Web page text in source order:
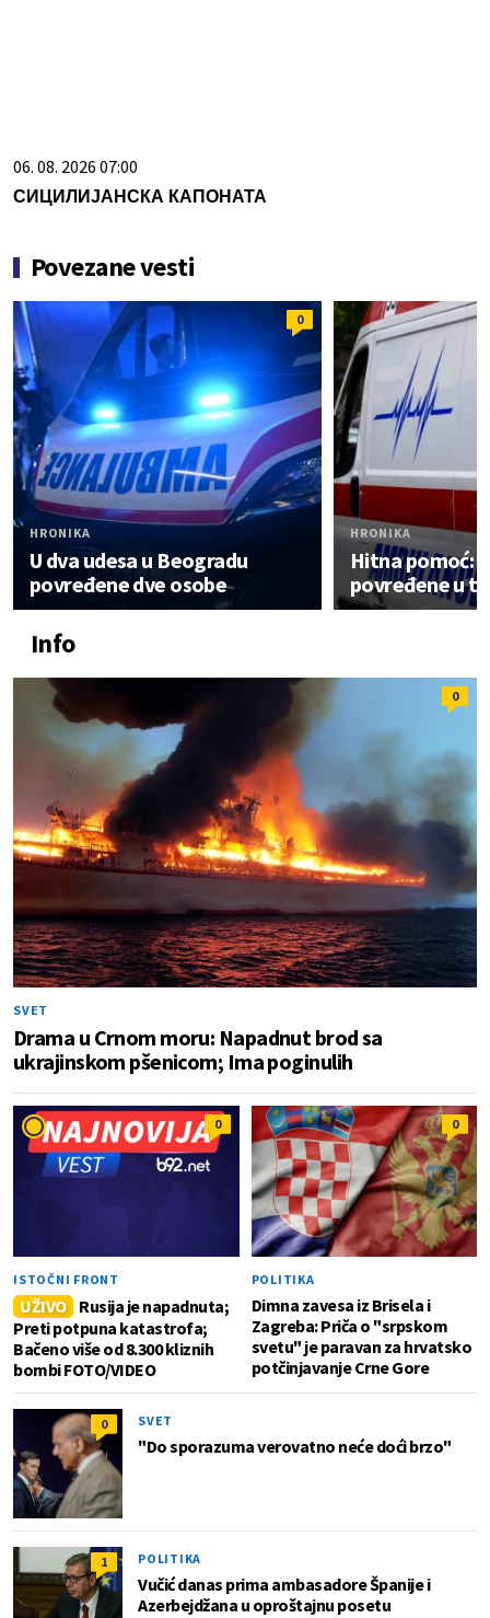
06. 08. 2026 07:00
СИЦИЛИЈАНСКА КАПОНАТА
Povezane vesti
0
HRONIKA
U dva udesa u Beogradu
povređene dve osobe
HRONIKA
Hitna pomoć:
povređene u
Info
0
SVET
Drama u Crnom moru: Napadnut brod sa
ukrajinskom pšenicom; Ima poginulih
0
ISTOČNI FRONT
UŽIVO
Rusija je napadnuta;
Preti potpuna katastrofa;
Bačeno više od 8.300 kliznih
bombi FOTO/VIDEO
0
POLITIKA
Dimna zavesa iz Brisela i
Zagreba: Priča o "srpskom
svetu" je paravan za hrvatsko
potčinjavanje Crne Gore
0 SVET
"Do sporazuma verovatno neće doći brzo"
1 POLITIKA
Vučić danas prima ambasadore Španije i
Azerbejdžana u oproštajnu posetu